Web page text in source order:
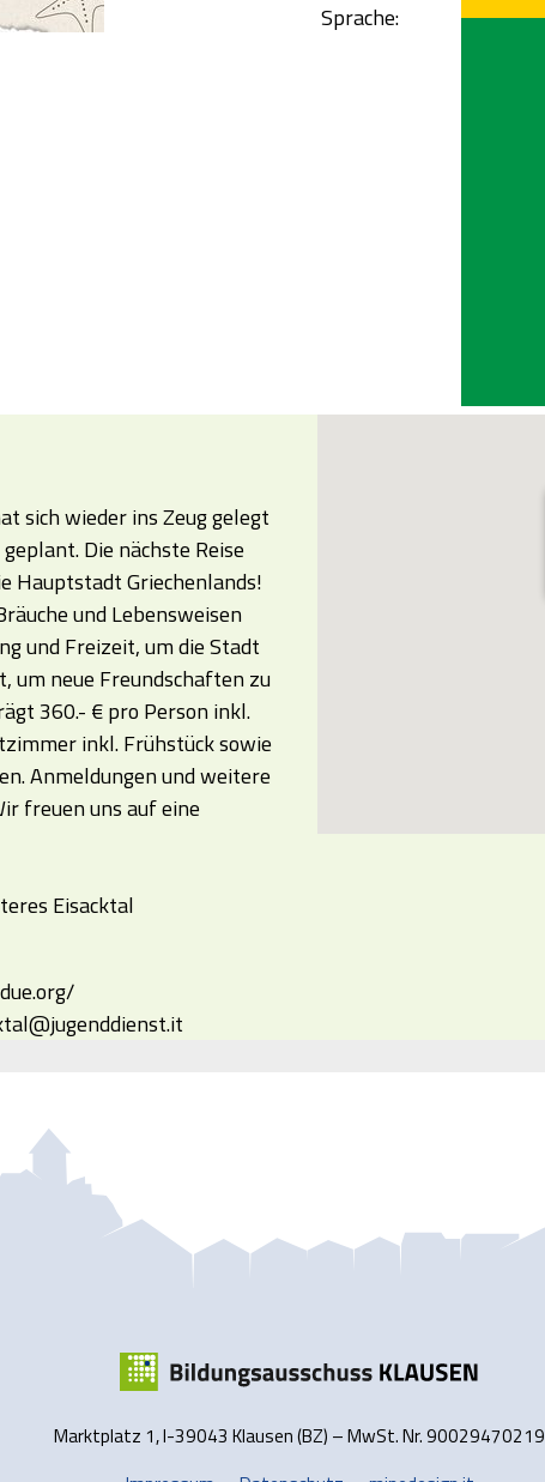
Sprache:
sich wieder ins Zeug gelegt
Die nächste Reise
Hauptstadt Griechenlands!
und Lebensweisen
und Freizeit, um die Stadt
um neue Freundschaften zu
360.- € pro Person inkl.
inkl. Frühstück sowie
Anmeldungen und weitere
freuen uns auf eine
Eisacktal
Marktplatz 1, I-39043 Klausen (BZ) – MwSt. Nr. 90029470219